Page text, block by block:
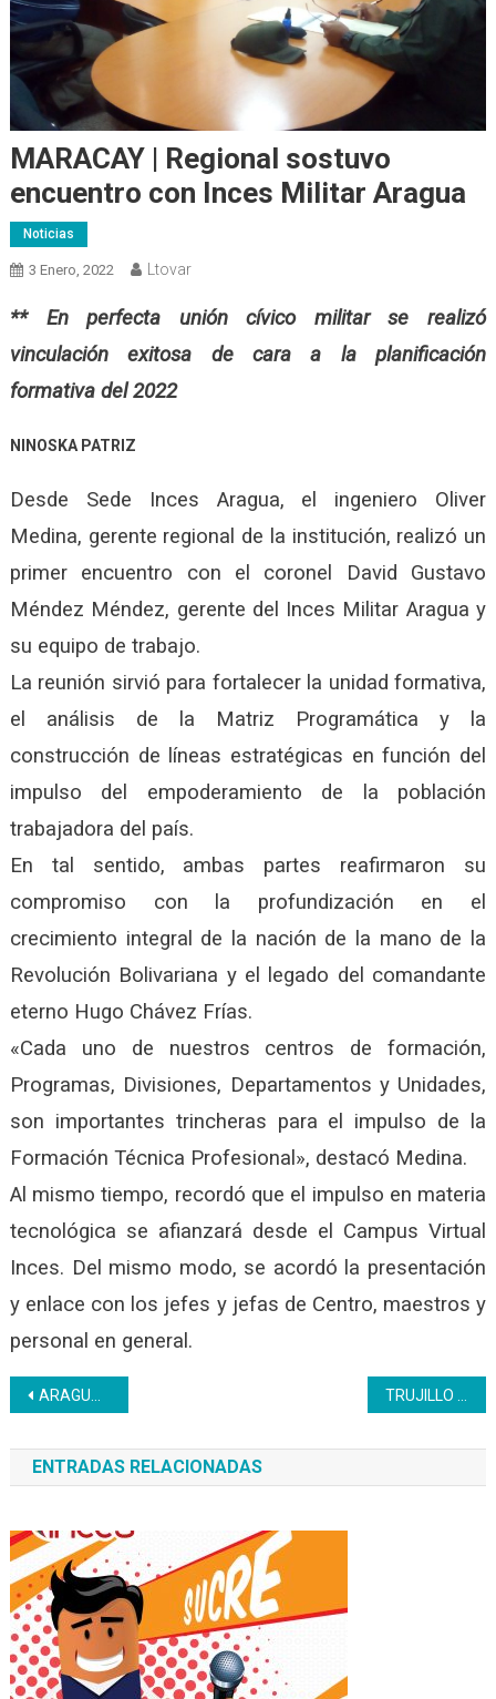
MARACAY | Regional sostuvo
encuentro con Inces Militar Aragua
Noticias
3 Enero, 2022 Ltovar
** En perfecta unión cívico militar se realizó
vinculación exitosa de cara a la planificación
formativa del 2022
NINOSKA PATRIZ
Desde Sede Inces Aragua, el ingeniero Oliver
Medina, gerente regional de la institución, realizó un
primer encuentro con el coronel David Gustavo
Méndez Méndez, gerente del Inces Militar Aragua y
su equipo de trabajo.
La reunión sirvió para fortalecer la unidad formativa,
el análisis de la Matriz Programática y la
construcción de líneas estratégicas en función del
impulso del empoderamiento de la población
trabajadora del país.
En tal sentido, ambas partes reafirmaron su
compromiso con la profundización en el
crecimiento integral de la nación de la mano de la
Revolución Bolivariana y el legado del comandante
eterno Hugo Chávez Frías.
«Cada uno de nuestros centros de formación,
Programas, Divisiones, Departamentos y Unidades,
son importantes trincheras para el impulso de la
Formación Técnica Profesional», destacó Medina.
Al mismo tiempo, recordó que el impulso en materia
tecnológica se afianzará desde el Campus Virtual
Inces. Del mismo modo, se acordó la presentación
y enlace con los jefes y jefas de Centro, maestros y
personal en general.
Navegación
de
entradas
ARAGUA | Regional realizó la entrega de juguetes para los hijos de sus trabajadores
ENTRADAS RELACIONADAS